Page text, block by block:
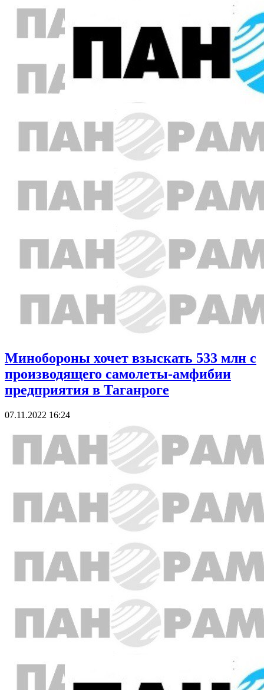
Минобороны хочет взыскать 533 млн с
производящего самолеты-амфибии
предприятия в Таганроге
07.11.2022 16:24